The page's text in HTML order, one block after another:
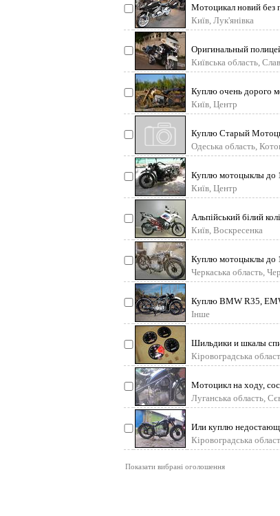
Мотоцикал новий без
AWT Bavaria м. К
Київ, Лук'янівка
Оригинальный
растаможен.
Київська область,
Куплю очень дорого
Awo, dkw, vanderer, sak
Київ, Центр
Куплю Старый
Одеська область,
Куплю мотоцыклы до
saks, ariel, triumf,
Київ, Центр
Альпійський білий
управління, спеціаль
Київ, Воскресенка
Куплю мотоцыклы до
zundap, victoria, h
Черкаська область,
Куплю BMW R35,
реставрацию,
Інше
Шильдики и шкалы
иж350, симсон.
Кіровоградська
Мотоцикл на ходу,
Луганська область,
Или куплю
Кіровоградська
Показати вибрані оголошення